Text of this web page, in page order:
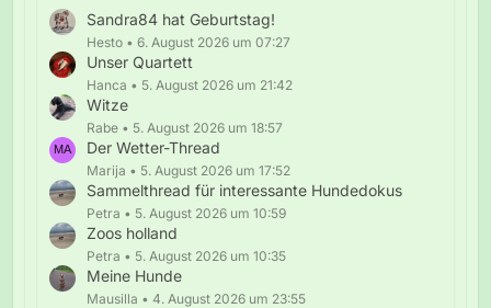
Sandra84 hat Geburtstag!
Hesto 6. August 2026 um 07:27
Unser Quartett
Hanca 5. August 2026 um 21:42
Witze
Rabe 5. August 2026 um 18:57
Der Wetter-Thread
Marija 5. August 2026 um 17:52
Sammelthread für interessante Hundedokus
Petra 5. August 2026 um 10:59
Zoos holland
Petra 5. August 2026 um 10:35
Meine Hunde
Mausilla 4. August 2026 um 23:55